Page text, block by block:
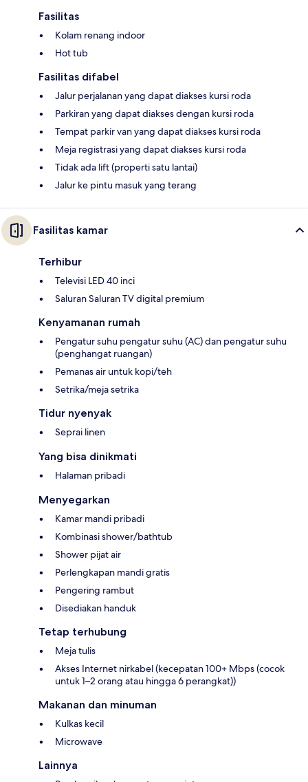
Fasilitas
Kolam renang indoor
Hot tub
Fasilitas difabel
Jalur perjalanan yang dapat diakses kursi roda
Parkiran yang dapat diakses dengan kursi roda
Tempat parkir van yang dapat diakses kursi roda
Meja registrasi yang dapat diakses kursi roda
Tidak ada lift (properti satu lantai)
Jalur ke pintu masuk yang terang
Fasilitas kamar
Terhibur
Televisi LED 40 inci
Saluran Saluran TV digital premium
Kenyamanan rumah
Pengatur suhu pengatur suhu (AC) dan pengatur suhu
(penghangat ruangan)
Pemanas air untuk kopi/teh
Setrika/meja setrika
Tidur nyenyak
Seprai linen
Yang bisa dinikmati
Halaman pribadi
Menyegarkan
Kamar mandi pribadi
Kombinasi shower/bathtub
Shower pijat air
Perlengkapan mandi gratis
Pengering rambut
Disediakan handuk
Tetap terhubung
Meja tulis
Akses Internet nirkabel (kecepatan 100+ Mbps (cocok
untuk 1–2 orang atau hingga 6 perangkat))
Makanan dan minuman
Kulkas kecil
Microwave
Lainnya